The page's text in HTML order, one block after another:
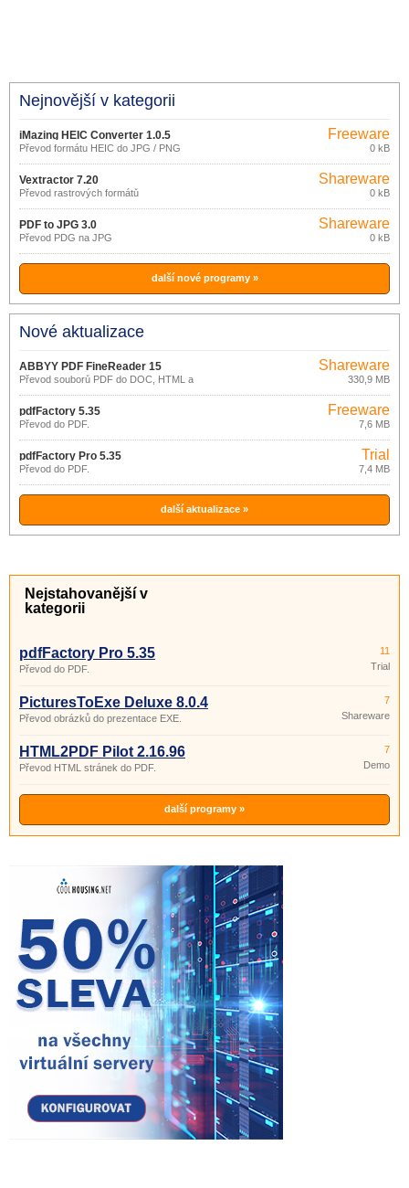
Nejnovější v kategorii
iMazing HEIC Converter 1.0.5
Převod formátu HEIC do JPG / PNG
Freeware
0 kB
Vextractor 7.20
Převod rastrových formátů
Shareware
0 kB
PDF to JPG 3.0
Převod PDG na JPG
Shareware
0 kB
další nové programy »
Nové aktualizace
ABBYY PDF FineReader 15
Převod souborů PDF do DOC, HTML a
Shareware
330,9 MB
pdfFactory 5.35
Převod do PDF.
Freeware
7,6 MB
pdfFactory Pro 5.35
Převod do PDF.
Trial
7,4 MB
další aktualizace »
Nejstahovanější v
kategorii
pdfFactory Pro 5.35
Převod do PDF.
11
Trial
PicturesToExe Deluxe 8.0.4
Převod obrázků do prezentace EXE.
7
Shareware
HTML2PDF Pilot 2.16.96
Převod HTML stránek do PDF.
7
Demo
další programy »